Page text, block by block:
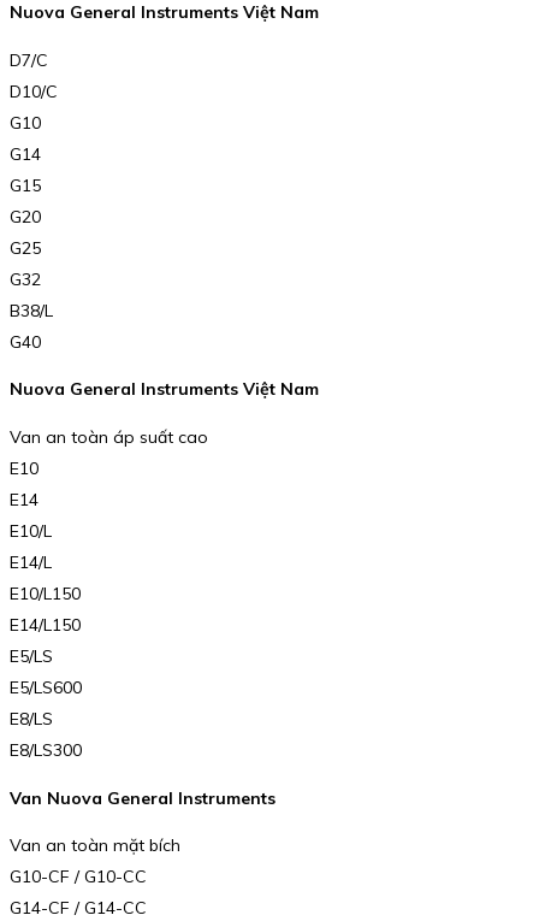
Nuova General Instruments Việt Nam
D7/C
D10/C
G10
G14
G15
G20
G25
G32
B38/L
G40
Nuova General Instruments Việt Nam
Van an toàn áp suất cao
E10
E14
E10/L
E14/L
E10/L150
E14/L150
E5/LS
E5/LS600
E8/LS
E8/LS300
Van Nuova General Instruments
Van an toàn mặt bích
G10-CF / G10-CC
G14-CF / G14-CC